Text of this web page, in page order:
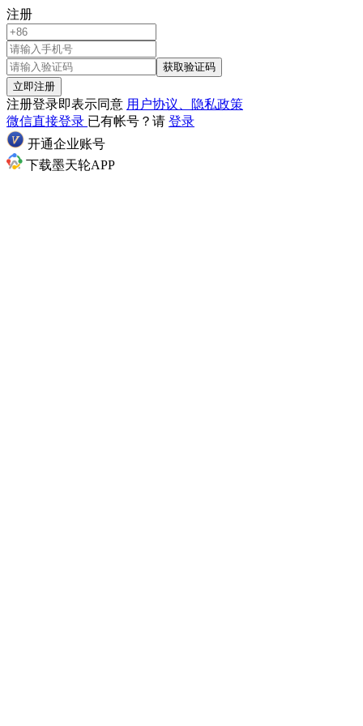
注册
获取验证码
立即注册
注册登录即表示同意 用户协议、隐私政策
微信直接登录 已有帐号？请 登录
开通企业账号
下载墨天轮APP